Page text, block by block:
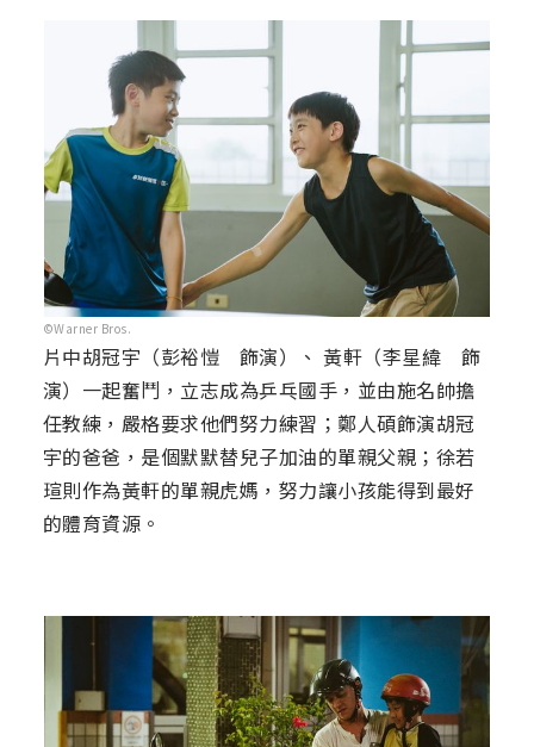
©Warner Bros.
片中胡冠宇（彭裕愷 飾演）、 黃軒（李星緯 飾
演）一起奮鬥，立志成為乒乓國手，並由施名帥擔
任教練，嚴格要求他們努力練習；鄭人碩飾演胡冠
宇的爸爸，是個默默替兒子加油的單親父親；徐若
瑄則作為黃軒的單親虎媽，努力讓小孩能得到最好
的體育資源。